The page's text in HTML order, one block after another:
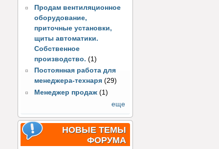
Продам вентиляционное
оборудование,
приточные установки,
щиты автоматики.
Собственное
производство. (1)
Постоянная работа для
менеджера-технаря (29)
Менеджер продаж (1)
еще
НОВЫЕ ТЕМЫ
ФОРУМА